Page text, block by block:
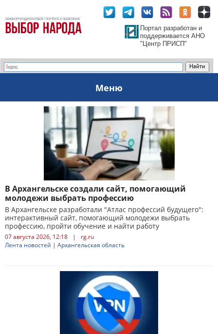
Портал разработан и
поддерживается АНО
"Центр ПРИСП"
Меню
В Архангельске создали сайт, помогающий
молодежи выбрать профессию
В Архангельске разработали "Атлас профессий будущего":
интерактивный сайт, помогающий молодежи выбрать
профессию, пройти обучение и найти работу
07 августа 2026, 12:18 |
rg.ru
Лента новостей | Архангельская область